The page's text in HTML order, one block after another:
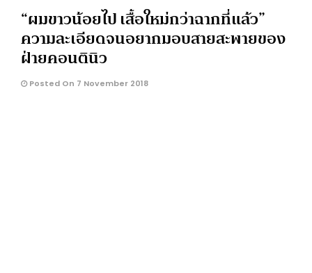
“ผมขาวน้อยไป เสื้อใหม่กว่าฉากที่แล้ว”
ความละเอียดจนอยากมอบสายสะพายของ
ฝ่ายคอนตินิว
Posted On 7 November 2018